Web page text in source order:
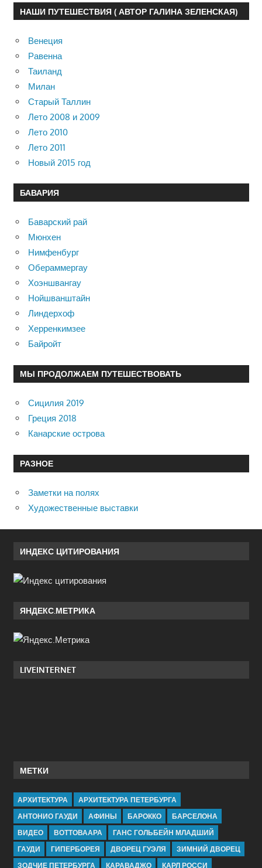
НАШИ ПУТЕШЕСТВИЯ ( АВТОР ГАЛИНА ЗЕЛЕНСКАЯ)
Венеция
Равенна
Таиланд
Милан
Старый Таллин
Лето 2008 и 2009
Лето 2010
Лето 2011
Новый 2015 год
БАВАРИЯ
Баварский рай
Мюнхен
Нимфенбург
Обераммергау
Хоэншвангау
Нойшванштайн
Линдерхоф
Херренкимзее
Байройт
МЫ ПРОДОЛЖАЕМ ПУТЕШЕСТВОВАТЬ
Сицилия 2019
Греция 2018
Канарские острова
РАЗНОЕ
Заметки на полях
Художественные выставки
ИНДЕКС ЦИТИРОВАНИЯ
ЯНДЕКС.МЕТРИКА
LIVEINTERNET
МЕТКИ
АРХИТЕКТУРА
АРХИТЕКТУРА ПЕТЕРБУРГА
АНТОНИО ГАУДИ
АФИНЫ БАРОККО
БАРСЕЛОНА
ВИДЕО
ВОТТОВААРА
ГАНС ГОЛЬБЕЙН МЛАДШИЙ
ГАУДИ
ГИПЕРБОРЕЯ ДВОРЕЦ ГУЭЛЯ
ЗИМНИЙ ДВОРЕЦ
ЗОДЧИЕ ПЕТЕРБУРГА
КАРАВАДЖО КАРЛ РОССИ